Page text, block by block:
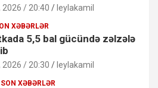
2026 / 20:40 leylakamil
XƏBƏRLƏR
5,5 bal gücündə zəlzələ
2026 / 20:30 leylakamil
SON XƏBƏRLƏR